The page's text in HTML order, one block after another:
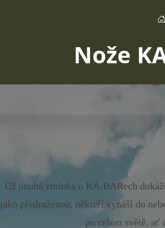
Nože
Už pouhá zmínka o KA-BARech
jako předraženou, někteří vynáší do
po celém světě, ať